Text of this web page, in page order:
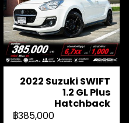
2022 Suzuki SWIFT
1.2 GL Plus
Hatchback
฿385,000